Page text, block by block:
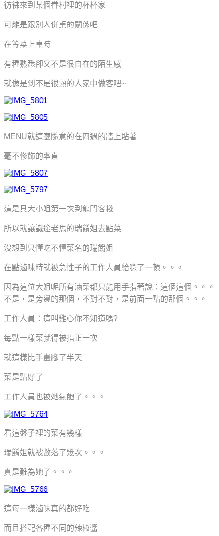
彷彿來到某個眷村裡的杯杯家
可能是跟別人併桌的關係吧
在等菜上桌時
有種熟悉卻又不是很自在的陌生感
就像是到不是很熟的人家中做客吧~
MENU就這麼隨意的在四週的牆上貼著
毫不修飾的率直
這是貝大小姐第一次到龍門客棧
所以就讓識途老馬的瑞餚姐去點菜
沒想到只懂吃不懂菜名的瑞餚姐
在點滷味時就被急性子的工作人員給唸了一頓。。。
因為這位大姐呢所有滷菜都只能用手指著說：這個這個。。。
不是，是旁邊的那個，不對不對，是前面一點的那個。。。
工作人員：這叫雞心你不知道嗎?
每點一樣菜就得被指正一次
就這樣比手畫腳了半天
菜是點好了
工作人員也被她氣飽了。。。
看這盤子裡的菜有幾樣
瑞餚姐就被數落了幾次。。。
真是難為她了。。。
這每一樣滷味真的都好吃
而且搭配各種不同的辣椒醬